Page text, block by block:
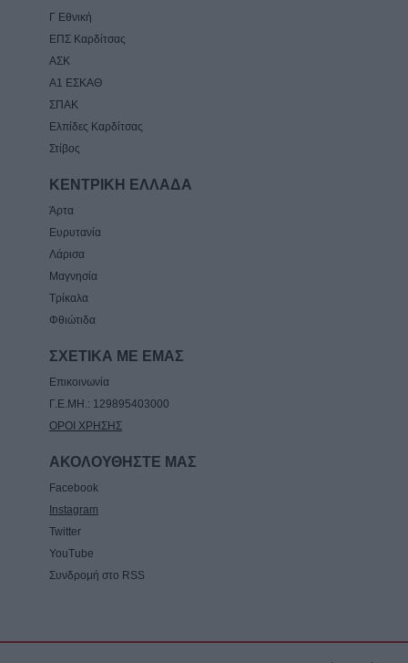
Γ Εθνική
ΕΠΣ Καρδίτσας
ΑΣΚ
Α1 ΕΣΚΑΘ
ΣΠΑΚ
Ελπίδες Καρδίτσας
Στίβος
ΚΕΝΤΡΙΚΗ ΕΛΛΑΔΑ
Άρτα
Ευρυτανία
Λάρισα
Μαγνησία
Τρίκαλα
Φθιώτιδα
ΣΧΕΤΙΚΑ ΜΕ ΕΜΑΣ
Επικοινωνία
Γ.Ε.ΜΗ.: 129895403000
ΟΡΟΙ ΧΡΗΣΗΣ
ΑΚΟΛΟΥΘΗΣΤΕ ΜΑΣ
Facebook
Instagram
Twitter
YouTube
Συνδρομή στο RSS